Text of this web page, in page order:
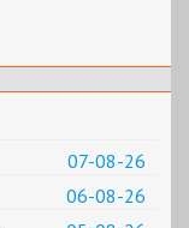
07-08-26
06-08-26